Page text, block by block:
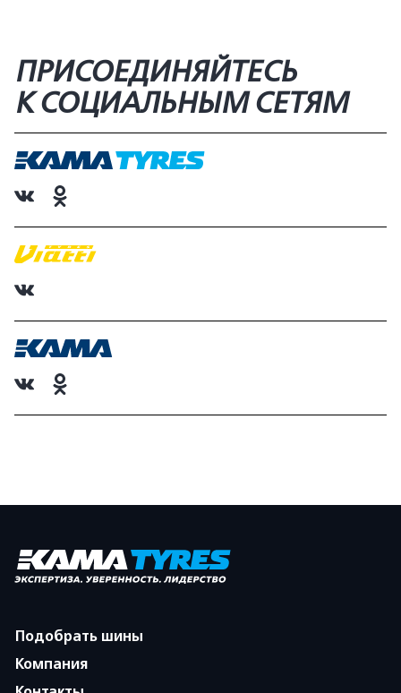
ПРИСОЕДИНЯЙТЕСЬ
К СОЦИАЛЬНЫМ СЕТЯМ
Подобрать шины
Компания